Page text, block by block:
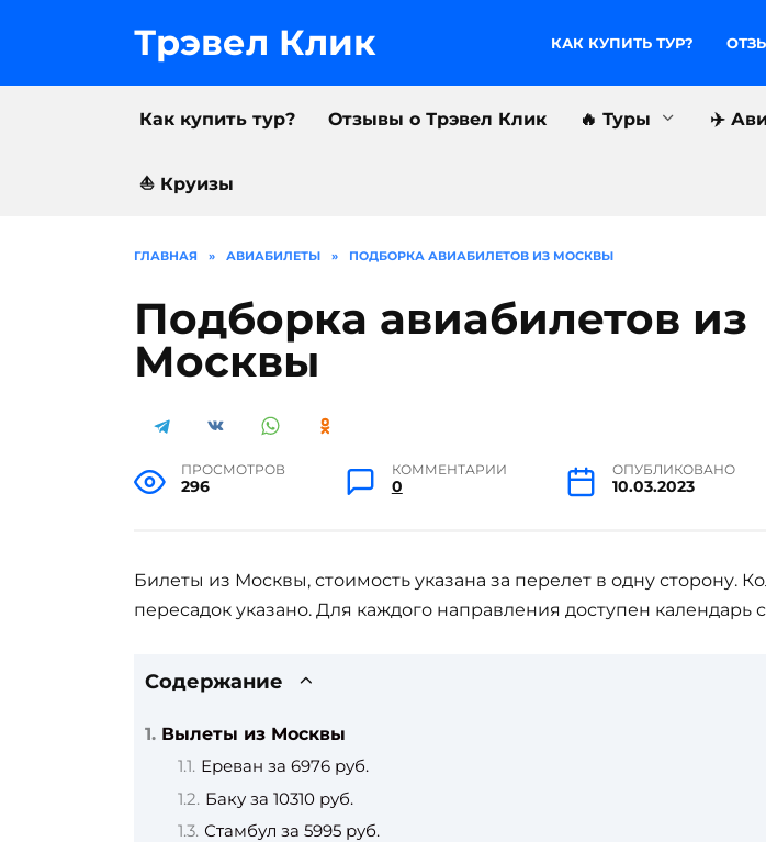
Трэвел Клик КАК КУПИТЬ ТУР?
Как купить тур? Отзывы о Трэвел Клик 🔥 Туры ✈️
⛵️ Круизы
ГЛАВНАЯ » АВИАБИЛЕТЫ » ПОДБОРКА АВИАБИЛЕТОВ ИЗ МОСКВЫ
Подборка авиабилетов из
Москвы
ПРОСМОТРОВ
296
КОММЕНТАРИИ
0
ОПУБЛИКОВАНО
10.03.2023
Билеты из Москвы, стоимость указана за перелет в одну сторону.
пересадок указано. Для каждого направления доступен календарь
Содержание
Вылеты из Москвы
Ереван за 6976 руб.
Баку за 10310 руб.
Стамбул за 5995 руб.